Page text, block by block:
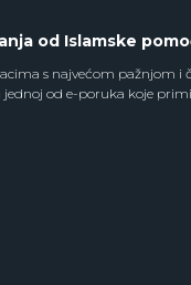
od Islamske
s najvećom
od e-poruka koje